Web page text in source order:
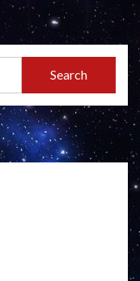
Search